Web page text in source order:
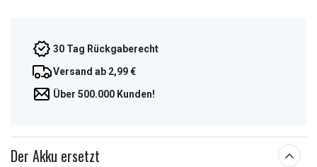
30 Tag Rückgaberecht
Versand ab 2,99 €
Über 500.000 Kunden!
Der Akku ersetzt